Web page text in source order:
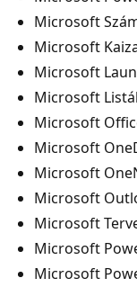
Microsoft
Microsoft
Microsoft
Microsoft
Microsoft
Microsoft
Microsoft
Microsoft
Microsoft
Microsoft
Microsoft